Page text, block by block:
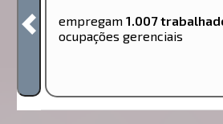
empregam 1.007
ocupações gerenciais